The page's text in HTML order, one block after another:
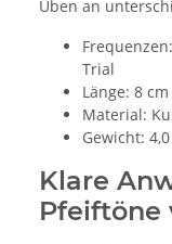
Üben an
Trial
Länge: 8 cm
Material:
Gewicht:
Klare